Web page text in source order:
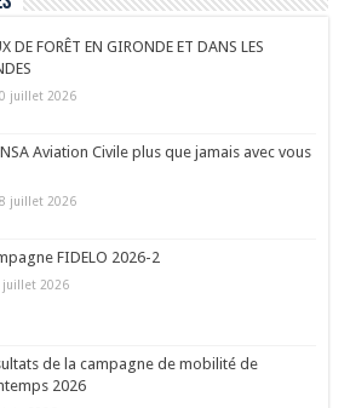
DE FORÊT EN GIRONDE ET DANS LES
juillet 2026
Aviation Civile plus que jamais avec vous
juillet 2026
FIDELO 2026-2
juillet 2026
de la campagne de mobilité de
2026